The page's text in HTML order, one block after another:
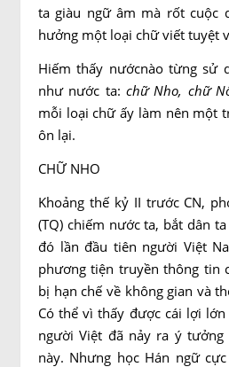
ta giàu ngữ âm mà rốt cuộc
hưởng một loại chữ viết tuyệt
Hiếm thấy nướcnào từng sử
như nước ta: chữ Nho, chữ
mỗi loại chữ ấy làm nên một
ôn lại.
CHỮ NHO
Khoảng thế kỷ II trước CN,
(TQ) chiếm nước ta, bắt dân
đó lần đầu tiên người Việt
phương tiện truyền thông tin
bị hạn chế về không gian và
Có thể vì thấy được cái lợi
người Việt đã nảy ra ý
này. Nhưng học Hán ngữ